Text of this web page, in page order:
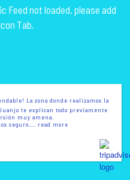
Feed not loaded, please add
Tab.
La zona donde realizamos la
te explican todo previamente
muy amena.
seguro.
... read more